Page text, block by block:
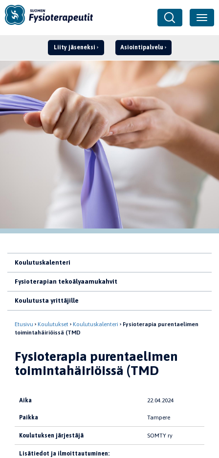
Liity jäseneksi Asiointipalvelu
Kirjaudu ›
Koulutuskalenteri
Fysioterapian tekoälyaamukahvit
Koulutusta yrittäjille
Etusivu Koulutukset Koulutuskalenteri
Fysioterapia purentaelimen
toimintahäiriöissä (TMD
Fysioterapia purentaelimen
toimintahäiriöissä (TMD
Aika 22.04.2024
Paikka Tampere
Koulutuksen järjestäjä SOMTY ry
Lisätiedot ja ilmoittautuminen: